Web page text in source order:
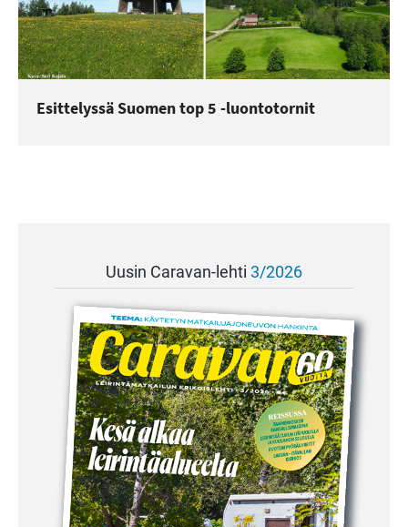
Esittelyssä Suomen top 5 -luontotornit
Uusin Caravan-lehti 3/2026